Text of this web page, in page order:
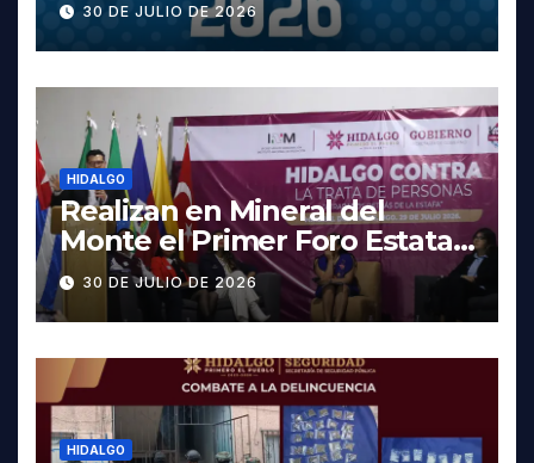
fechas y los precios
30 DE JULIO DE 2026
HIDALGO
Realizan en Mineral del
Monte el Primer Foro Estatal
contra la Trata de Personas
30 DE JULIO DE 2026
HIDALGO